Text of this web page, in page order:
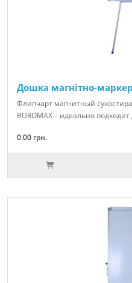
Дошка магнітно-
Флипчарт магнитный
BUROMAX – идеально
0.00 грн.